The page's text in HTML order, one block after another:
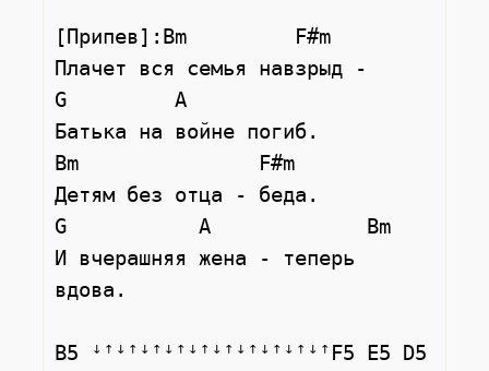
[Припев]:Bm         F#m
Плачет вся семья навзрыд -
G         A
Батька на войне погиб.
Bm               F#m
Детям без отца - беда.
G           A             Bm
И вчерашняя жена - теперь
вдова.
B5 ꜜꜛꜜꜛꜜꜛꜜꜛꜜꜛꜜꜛꜜꜛꜜꜛꜜꜛꜜꜛF5 E5 D5